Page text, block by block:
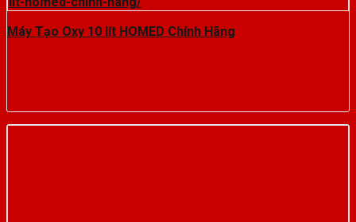
Máy Tạo Oxy 10 lít HOMED Chính Hãng